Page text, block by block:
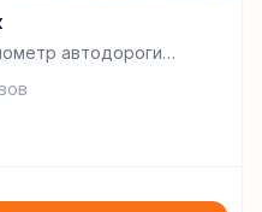
автодороги